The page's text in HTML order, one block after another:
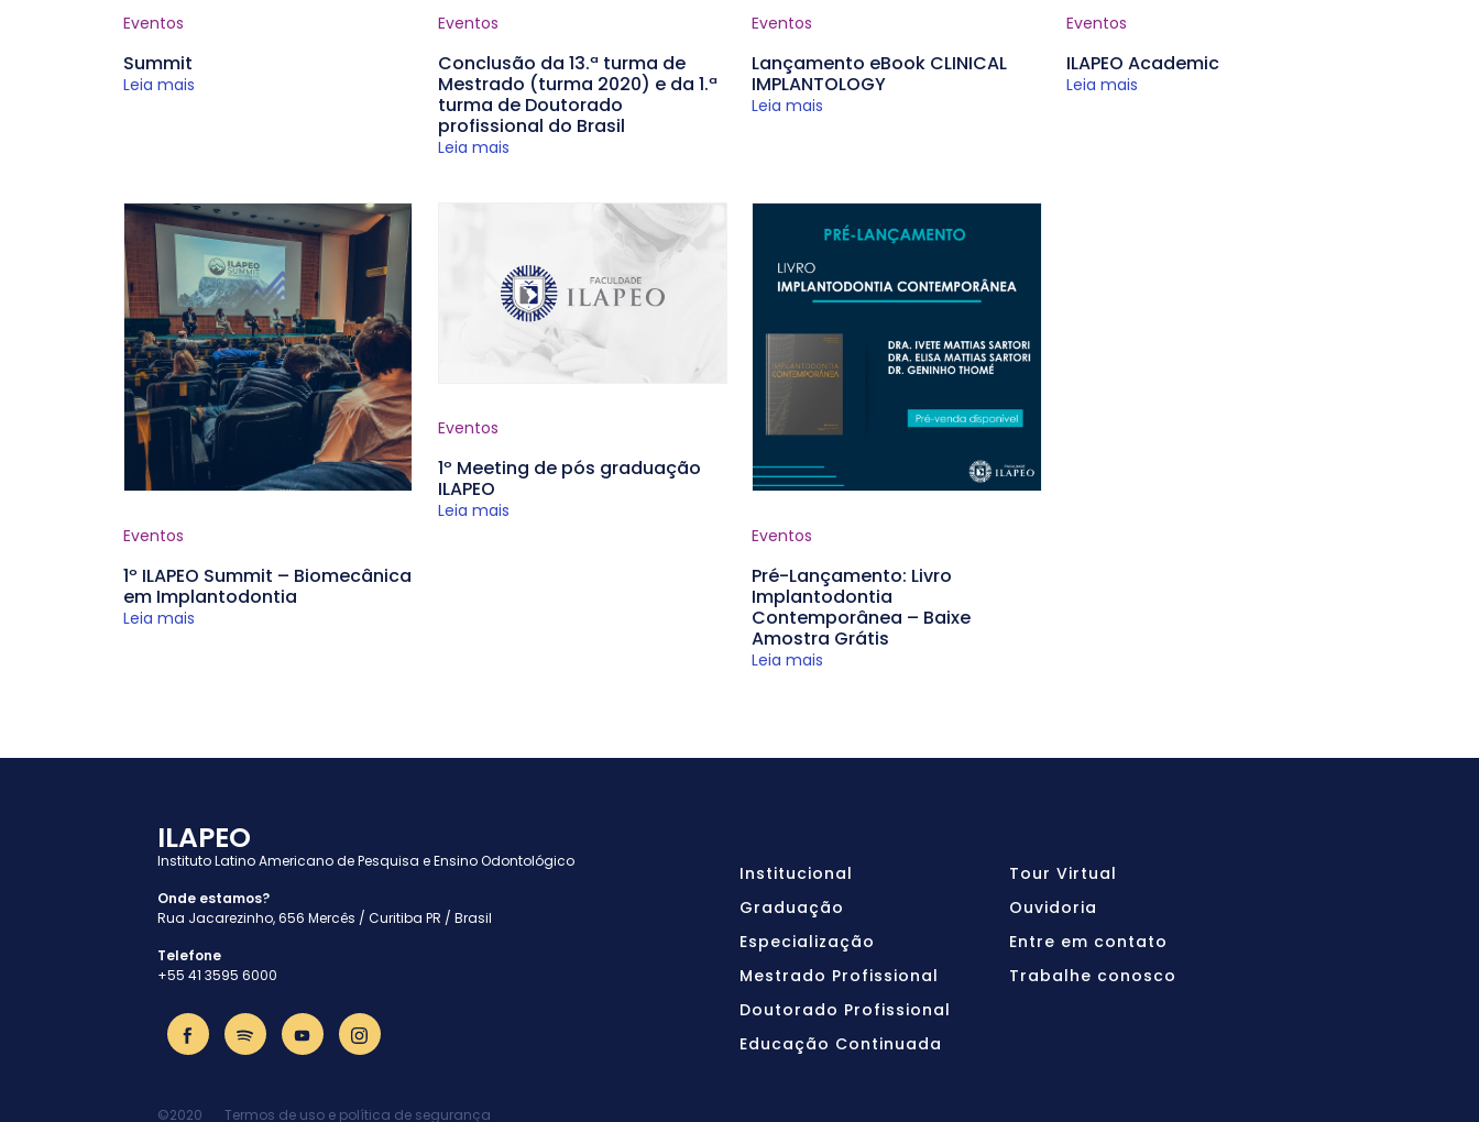
Eventos
Summit
Leia mais
Eventos
Conclusão da 13.ª turma de
Mestrado (turma 2020) e da 1.ª
turma de Doutorado
profissional do Brasil
Leia mais
Eventos
Lançamento eBook CLINICAL
IMPLANTOLOGY
Leia mais
Eventos
ILAPEO Academic
Leia mais
Eventos
1º ILAPEO Summit – Biomecânica
em Implantodontia
Leia mais
Eventos
1º Meeting de pós graduação
ILAPEO
Leia mais
Eventos
Pré-Lançamento: Livro
Implantodontia
Contemporânea – Baixe
Amostra Grátis
Leia mais
ILAPEO
Instituto Latino Americano de Pesquisa e Ensino Odontológico
Onde estamos?
Rua Jacarezinho, 656 Mercês / Curitiba PR / Brasil
Telefone
+55 41 3595 6000
Institucional
Graduação
Especialização
Mestrado Profissional
Doutorado Profissional
Educação Continuada
Tour Virtual
Ouvidoria
Entre em contato
Trabalhe conosco
©2020 Termos de uso e política de segurança